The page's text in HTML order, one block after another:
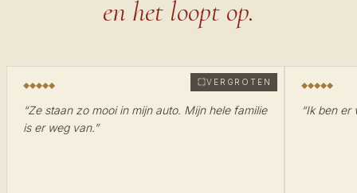
en het loopt op.
VERGROTEN
“Ze staan zo mooi in mijn auto. Mijn hele familie
is er weg van.”
“Ik ben er